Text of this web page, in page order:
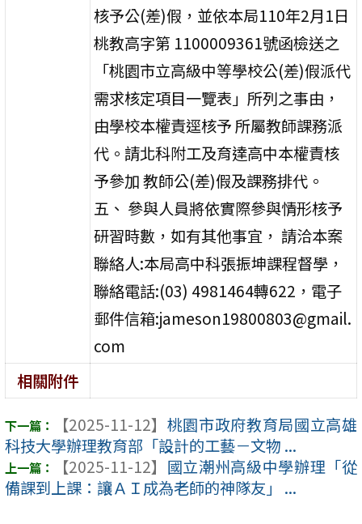
核予公(差)假，並依本局110年2月1日
桃教高字第 1100009361號函檢送之
「桃園市立高級中等學校公(差)假派代
需求核定項目一覽表」所列之事由，
由學校本權責逕核予 所屬教師課務派
代。請北科附工及育達高中本權責核
予參加 教師公(差)假及課務排代。
五、 參與人員將依實際參與情形核予
研習時數，如有其他事宜， 請洽本案
聯絡人:本局高中科張振坤課程督學，
聯絡電話:(03) 4981464轉622，電子
郵件信箱:jameson19800803@gmail.
com
相關附件
【2025-11-12】 桃園市政府教育局國立高雄
科技大學辦理教育部「設計的工藝－文物 ...
【2025-11-12】 國立潮州高級中學辦理「從
備課到上課：讓ＡＩ成為老師的神隊友」 ...